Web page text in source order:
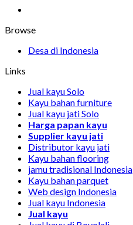
Browse
Desa di Indonesia
Links
Jual kayu Solo
Kayu bahan furniture
Jual kayu jati Solo
Harga papan kayu
Supplier kayu jati
Distributor kayu jati
Kayu bahan flooring
jamu tradisional Indonesia
Kayu bahan parquet
Web design Indonesia
Jual kayu Indonesia
Jual kayu